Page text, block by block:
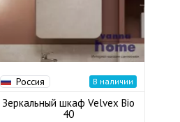
Россия В наличии
Зеркальный шкаф Velvex Bio
40